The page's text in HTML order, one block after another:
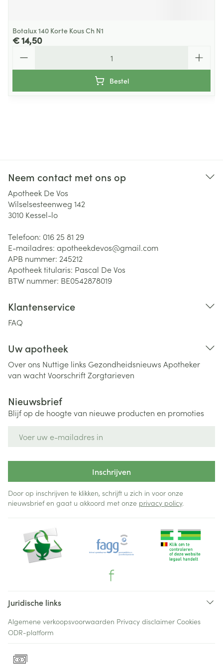
Botalux 140 Korte Kous Ch N1
€ 14,50
Bestel
Neem contact met ons op
Apotheek De Vos
Wilselsesteenweg 142
3010 Kessel-lo
Telefoon: 016 25 81 29
E-mailadres: apotheekdevos@gmail.com
APB nummer: 245212
Apotheek titularis: Pascal De Vos
BTW nummer: BE0542878019
Klantenservice
FAQ
Uw apotheek
Over ons Nuttige links Gezondheidsnieuws Apotheker
van wachtVoorschriftZorgtarieven
Nieuwsbrief
Blijf op de hoogte van nieuwe producten en promoties
Inschrijven
Door op inschrijven te klikken, schrijft u zich in voor onze
nieuwsbrief en gaat u akkoord met onze privacy policy.
Juridische links
Algemene verkoopsvoorwaarden Privacy disclaimer Cookies
ODR-platform